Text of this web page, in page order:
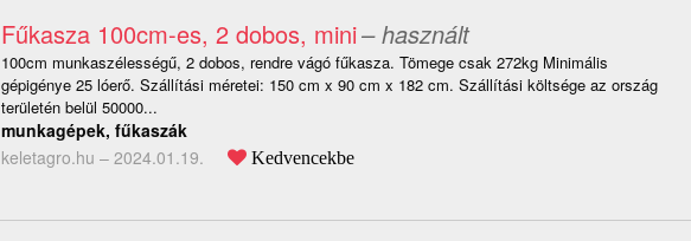
Fűkasza 100cm-es, 2 dobos, mini– használt
100cm munkaszélességű, 2 dobos, rendre vágó fűkasza. Tömege csak 272kg Minimális
gépigénye 25 lóerő. Szállítási méretei: 150 cm x 90 cm x 182 cm. Szállítási költsége az ország
területén belül 50000...
munkagépek, fűkaszák
keletagro.hu – 2024.01.19. Kedvencekbe